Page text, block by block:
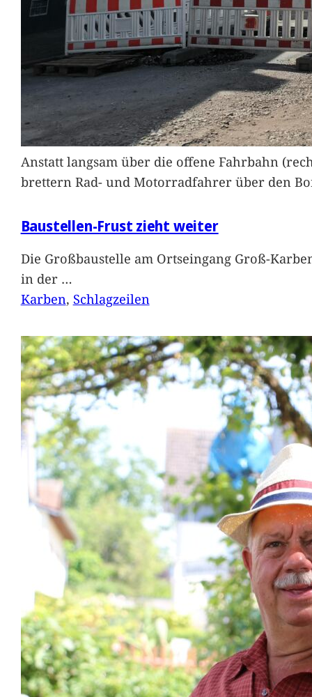
Anstatt langsam über die offene Fahrbahn
brettern Rad- und Motorradfahrer über den
Baustellen-Frust zieht weiter
Die Großbaustelle am Ortseingang Groß-
in der …
Karben, Schlagzeilen